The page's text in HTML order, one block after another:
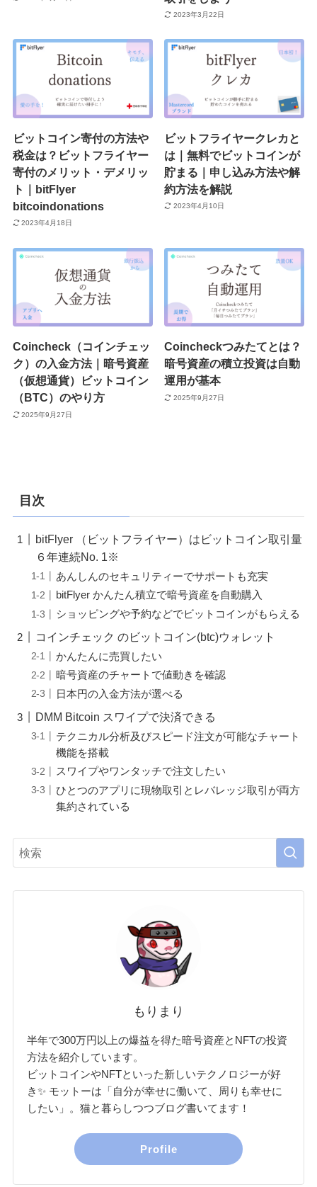
2023年3月22日
ビットコイン寄付の方法や
税金は？ビットフライヤー
寄付のメリット・デメリッ
ト｜bitFlyer
bitcoindonations
2023年4月18日
ビットフライヤークレカと
は｜無料でビットコインが
貯まる｜申し込み方法や解
約方法を解説
2023年4月10日
Coincheck（コインチェッ
ク）の入金方法｜暗号資産
（仮想通貨）ビットコイン
（BTC）のやり方
2025年9月27日
Coincheckつみたてとは？
暗号資産の積立投資は自動
運用が基本
2025年9月27日
目次
bitFlyer （ビットフライヤー）はビットコイン取引量
６年連続No. 1※
あんしんのセキュリティーでサポートも充実
bitFlyer かんたん積立で暗号資産を自動購入
ショッピングや予約などでビットコインがもらえる
コインチェック のビットコイン(btc)ウォレット
かんたんに売買したい
暗号資産のチャートで値動きを確認
日本円の入金方法が選べる
DMM Bitcoin スワイプで決済できる
テクニカル分析及びスピード注文が可能なチャート
機能を搭載
スワイプやワンタッチで注文したい
ひとつのアプリに現物取引とレバレッジ取引が両方
集約されている
もりまり
半年で300万円以上の爆益を得た暗号資産とNFTの投資
方法を紹介しています。
ビットコインやNFTといった新しいテクノロジーが好
き✨ モットーは「自分が幸せに働いて、周りも幸せに
したい」。猫と暮らしつつブログ書いてます！
Profile